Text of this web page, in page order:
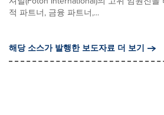
적 파트너, 금융 파트너,...
해당 소스가 발행한 보도자료 더 보기